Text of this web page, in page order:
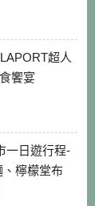
超人
饗宴
一日遊行程-
檸檬堂布